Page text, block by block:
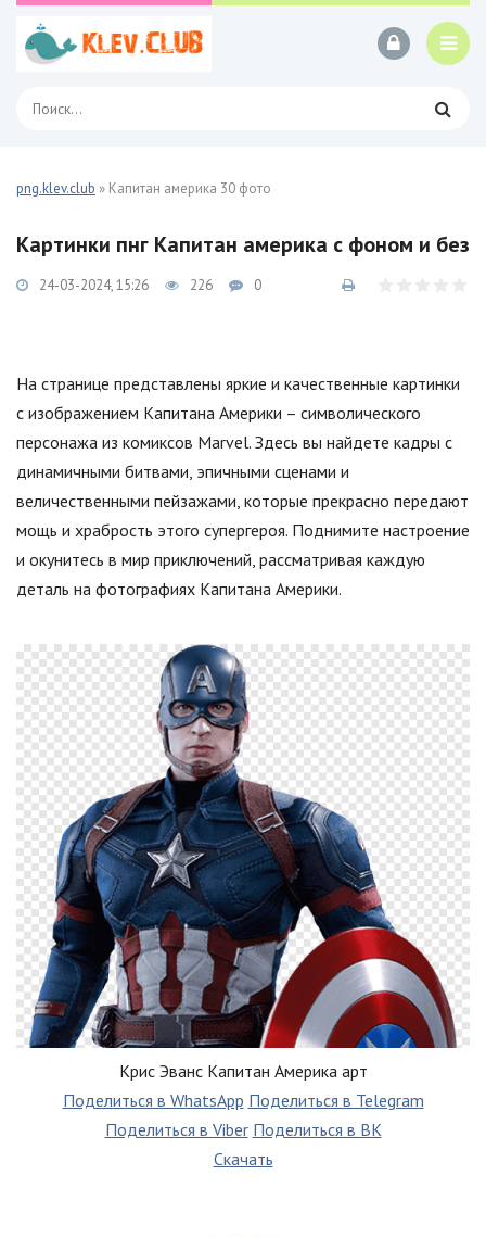
png.klev.club » Капитан америка 30 фото
Картинки пнг Капитан америка с фоном и без
24-03-2024, 15:26 226 0
На странице представлены яркие и качественные картинки
с изображением Капитана Америки – символического
персонажа из комиксов Marvel. Здесь вы найдете кадры с
динамичными битвами, эпичными сценами и
величественными пейзажами, которые прекрасно передают
мощь и храбрость этого супергероя. Поднимите настроение
и окунитесь в мир приключений, рассматривая каждую
деталь на фотографиях Капитана Америки.
Крис Эванс Капитан Америка арт
Поделиться в WhatsApp Поделиться в Telegram
Поделиться в Viber Поделиться в ВК
Скачать